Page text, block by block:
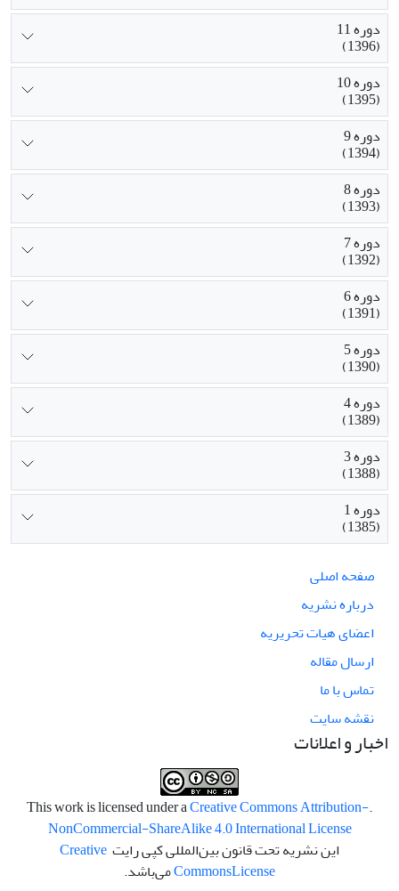
دوره 11
(1396)
دوره 10
(1395)
دوره 9
(1394)
دوره 8
(1393)
دوره 7
(1392)
دوره 6
(1391)
دوره 5
(1390)
دوره 4
(1389)
دوره 3
(1388)
دوره 1
(1385)
صفحه اصلی
درباره نشریه
اعضای هیات تحریریه
ارسال مقاله
تماس با ما
نقشه سایت
اخبار و اعلانات
.This work is licensed under a
Creative Commons Attribution-
NonCommercial-ShareAlike 4.0 International License
این نشریه تحت قانون بین‌المللی کپی رایت Creative
CommonsLicense می‌باشد.